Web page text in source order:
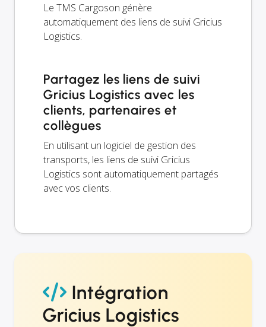
Le TMS Cargoson génère
automatiquement des liens de suivi Gricius
Logistics.
Partagez les liens de suivi
Gricius Logistics avec les
clients, partenaires et
collègues
En utilisant un logiciel de gestion des
transports, les liens de suivi Gricius
Logistics sont automatiquement partagés
avec vos clients.
Intégration
Gricius Logistics